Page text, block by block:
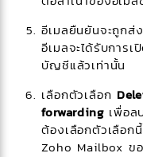
อีเมลยืนยันจะถูกส่
อีเมลจะได้รับการ
บัญชีแล้วเท่านั้น
เลือกตัวเลือก
forwardingเพื่อล
ต้องเลือกตัวเลือก
Zoho Mailbox ข